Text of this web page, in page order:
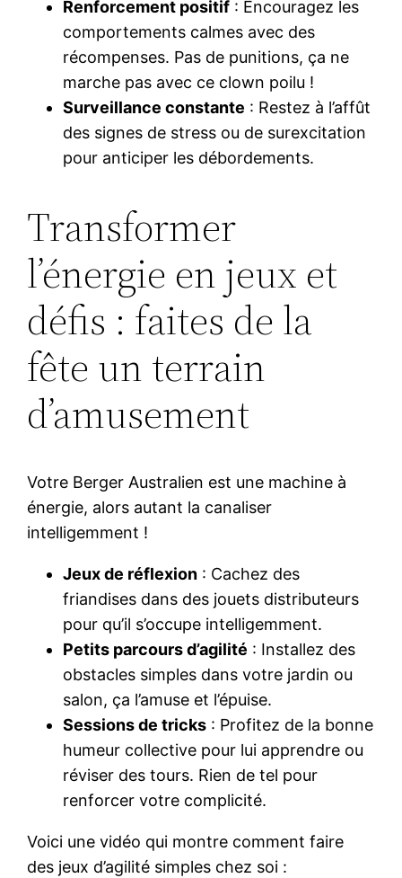
Renforcement positif : Encouragez les
comportements calmes avec des
récompenses. Pas de punitions, ça ne
marche pas avec ce clown poilu !
Surveillance constante : Restez à l’affût
des signes de stress ou de surexcitation
pour anticiper les débordements.
Transformer
l’énergie en jeux et
défis : faites de la
fête un terrain
d’amusement
Votre Berger Australien est une machine à
énergie, alors autant la canaliser
intelligemment !
Jeux de réflexion : Cachez des
friandises dans des jouets distributeurs
pour qu’il s’occupe intelligemment.
Petits parcours d’agilité : Installez des
obstacles simples dans votre jardin ou
salon, ça l’amuse et l’épuise.
Sessions de tricks : Profitez de la bonne
humeur collective pour lui apprendre ou
réviser des tours. Rien de tel pour
renforcer votre complicité.
Voici une vidéo qui montre comment faire
des jeux d’agilité simples chez soi :